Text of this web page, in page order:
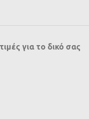
για το δικό σας